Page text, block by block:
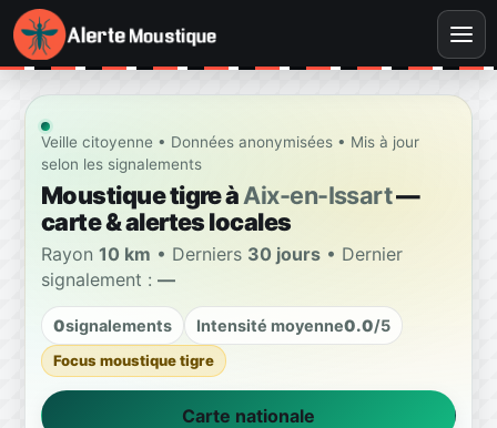
Veille citoyenne • Données anonymisées • Mis à jour
selon les signalements
Moustique tigre àAix-en-Issart—
carte & alertes locales
Rayon 10 km • Derniers 30 jours • Dernier
signalement : —
0signalements Intensité moyenne0.0/5
Focus moustique tigre
Carte nationale